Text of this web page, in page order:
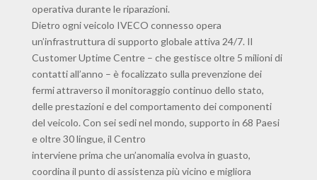
operativa durante le riparazioni.
Dietro ogni veicolo IVECO connesso opera
un’infrastruttura di supporto globale attiva 24/7. Il
Customer Uptime Centre – che gestisce oltre 5 milioni di
contatti all’anno – è focalizzato sulla prevenzione dei
fermi attraverso il monitoraggio continuo dello stato,
delle prestazioni e del comportamento dei componenti
del veicolo. Con sei sedi nel mondo, supporto in 68 Paesi
e oltre 30 lingue, il Centro
interviene prima che un’anomalia evolva in guasto,
coordina il punto di assistenza più vicino e migliora